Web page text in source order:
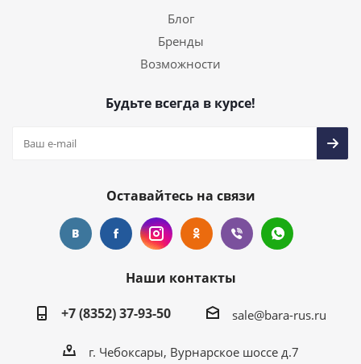
Блог
Бренды
Возможности
Будьте всегда в курсе!
Оставайтесь на связи
Наши контакты
+7 (8352) 37-93-50
sale@bara-rus.ru
г. Чебоксары, Вурнарское шоссе д.7